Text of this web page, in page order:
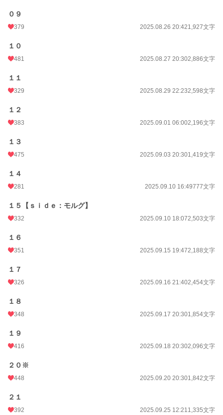
０９
379 2025.08.26 20:421,927文字
１０
481 2025.08.27 20:302,886文字
１１
329 2025.08.29 22:232,598文字
１２
383 2025.09.01 06:002,196文字
１３
475 2025.09.03 20:301,419文字
１４
281 2025.09.10 16:49777文字
１５【ｓｉｄｅ：モルグ】
332 2025.09.10 18:072,503文字
１６
351 2025.09.15 19:472,188文字
１７
326 2025.09.16 21:402,454文字
１８
348 2025.09.17 20:301,854文字
１９
416 2025.09.18 20:302,096文字
２０※
448 2025.09.20 20:301,842文字
２１
392 2025.09.25 12:211,335文字